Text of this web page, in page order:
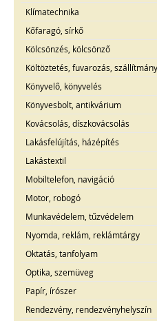
Klímatechnika
Kőfaragó, sírkő
Kölcsönzés, kölcsönző
Költöztetés, fuvarozás,
Könyvelő, könyvelés
Könyvesbolt, antikvárium
Kovácsolás, díszkovácsolás
Lakásfelújítás, házépítés
Lakástextil
Mobiltelefon, navigáció
Motor, robogó
Munkavédelem, tűzvédelem
Nyomda, reklám, reklámtárgy
Oktatás, tanfolyam
Optika, szemüveg
Papír, írószer
Rendezvény, rendezvényhelyszín